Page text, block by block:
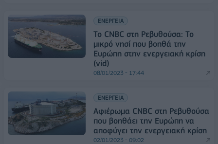
ΕΝΕΡΓΕΙΑ
To CNBC στη Ρεβυθούσα: Το
μικρό νησί που βοηθά την
Ευρώπη στην ενεργειακή κρίση
(vid)
08/01/2023 - 17:44
ΕΝΕΡΓΕΙΑ
Αφιέρωμα CNBC στη Ρεβυθούσα
που βοηθάει την Ευρώπη να
αποφύγει την ενεργειακή κρίση
02/01/2023 - 09:02